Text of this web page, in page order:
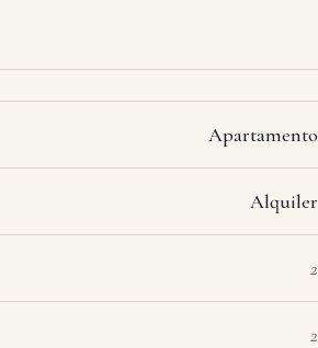
Apartamento
Alquiler
2
2